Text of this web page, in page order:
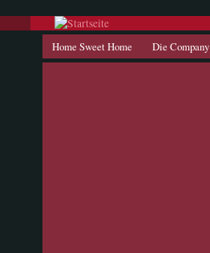
Direkt zum Inhalt
Hauptmenü
Home Sweet Home Die Company